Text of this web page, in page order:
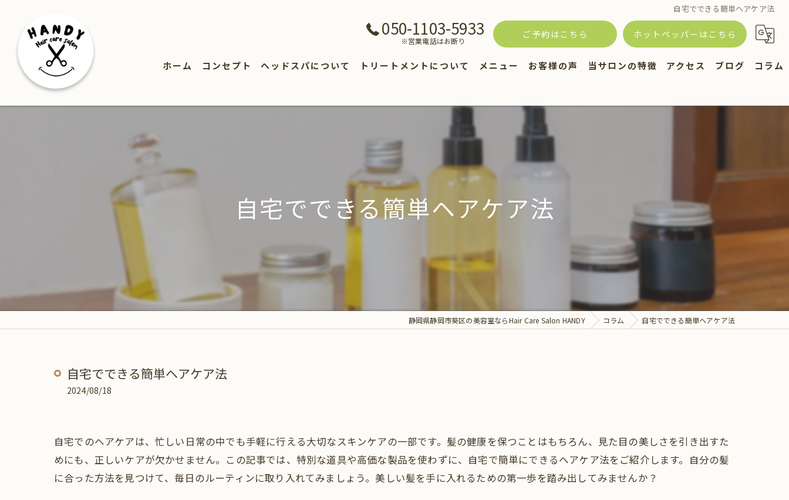
自宅でできる簡単ヘアケア法
050-1103-5933
※営業電話はお断り
ご予約はこちら ホットペッパーはこちら
ホーム コンセプト ヘッドスパについて トリートメントについて メニュー
ヘアカタログ
商品紹介
お客様の声 当サロンの特徴
ヘッドスパ
アクセス
スタッフ
ブログ コラム
自宅でできる簡単ヘアケア法
静岡県静岡市葵区の美容室ならHair Care Salon HANDY コラム 自宅でできる簡単ヘアケア法
自宅でできる簡単ヘアケア法
2024/08/18
自宅でのヘアケアは、忙しい日常の中でも手軽に行える大切なスキンケアの一部です。髪の健康を保つことはもちろん、見た目の美しさを引き出すた
めにも、正しいケアが欠かせません。この記事では、特別な道具や高価な製品を使わずに、自宅で簡単にできるヘアケア法をご紹介します。自分の髪
に合った方法を見つけて、毎日のルーティンに取り入れてみましょう。美しい髪を手に入れるための第一歩を踏み出してみませんか？